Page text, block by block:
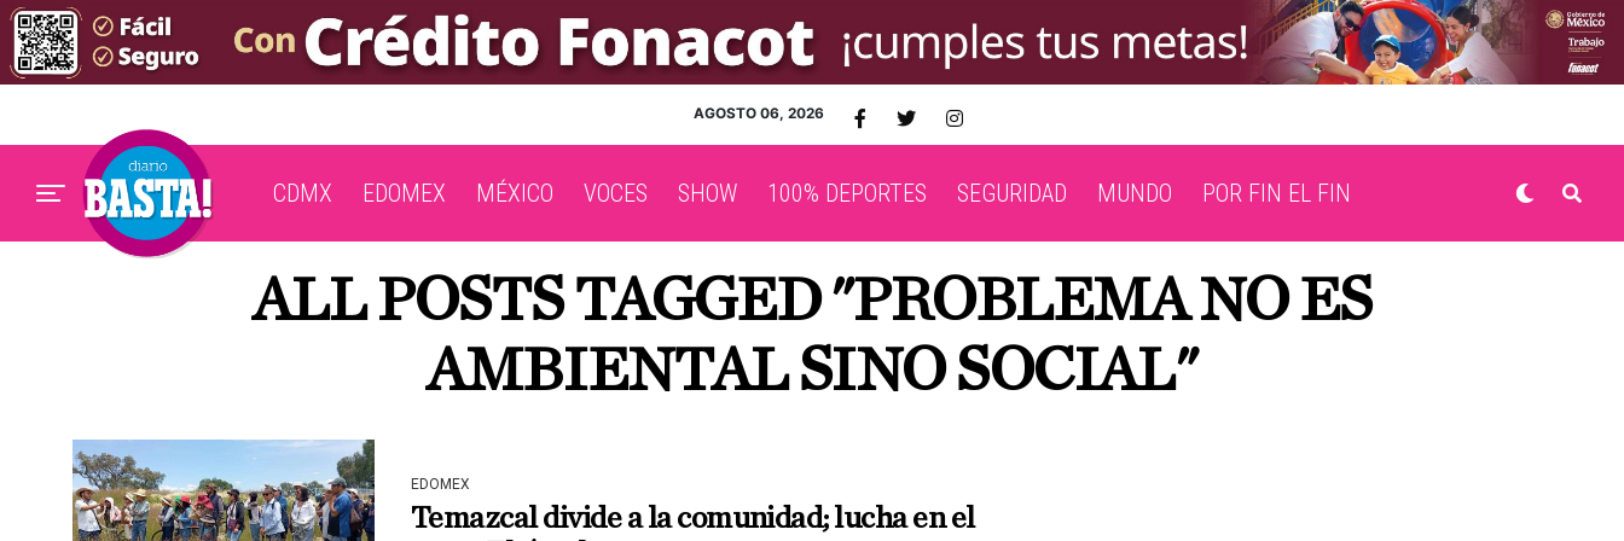
AGOSTO 06, 2026
CDMX EDOMEX MÉXICO VOCES SHOW 100% DEPORTES SEGURIDAD MUNDO POR FIN EL FIN
ALL POSTS TAGGED "PROBLEMA NO ES
AMBIENTAL SINO SOCIAL"
EDOMEX
Temazcal divide a la comunidad; lucha en el